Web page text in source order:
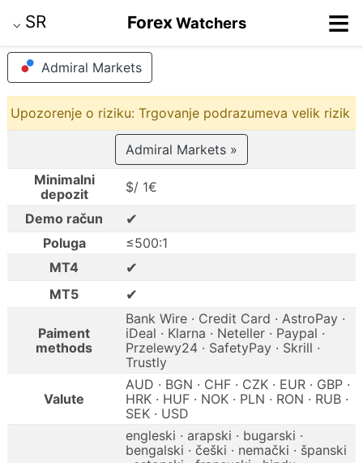
⌵ SR ForexWatchers ≡
Admiral Markets
Upozorenje o riziku: Trgovanje podrazumeva velik rizik
Admiral Markets »
Minimalni
depozit
$/ 1€
Demo račun
✔
Poluga
≤500:1
MT4
✔
MT5 ✔
Paiment
methods
Bank Wire · Credit Card · AstroPay ·
iDeal · Klarna · Neteller · Paypal ·
Przelewy24 · SafetyPay · Skrill ·
Trustly
Valute
AUD · BGN · CHF · CZK · EUR · GBP ·
HRK · HUF · NOK · PLN · RON · RUB ·
SEK · USD
engleski · arapski · bugarski ·
bengalski · češki · nemački · španski